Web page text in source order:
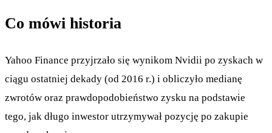
Co mówi historia
Yahoo Finance przyjrzało się wynikom Nvidii po zyskach w
ciągu ostatniej dekady (od 2016 r.) i obliczyło medianę
zwrotów oraz prawdopodobieństwo zysku na podstawie
tego, jak długo inwestor utrzymywał pozycję po zakupie